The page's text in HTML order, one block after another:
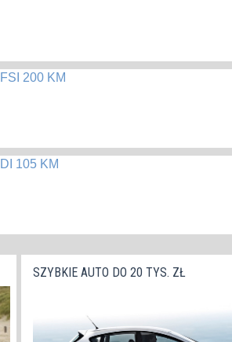
200 KM
105 KM
SZYBKIE AUTO DO 20 TYS. ZŁ